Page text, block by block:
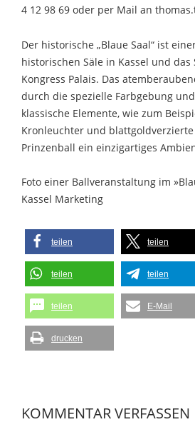
4 12 98 69 oder per Mail an
Der historische „Blaue Saal“ ist
historischen Säle in Kassel und das
Kongress Palais. Das
durch die spezielle Farbgebung
klassische Elemente, wie zum
Kronleuchter und
Prinzenball ein einzigartiges
Foto einer Ballveranstaltung im
Kassel Marketing
teilen teilen
teilen teilen
teilen E-Mail
drucken
KOMMENTAR VERFASSEN